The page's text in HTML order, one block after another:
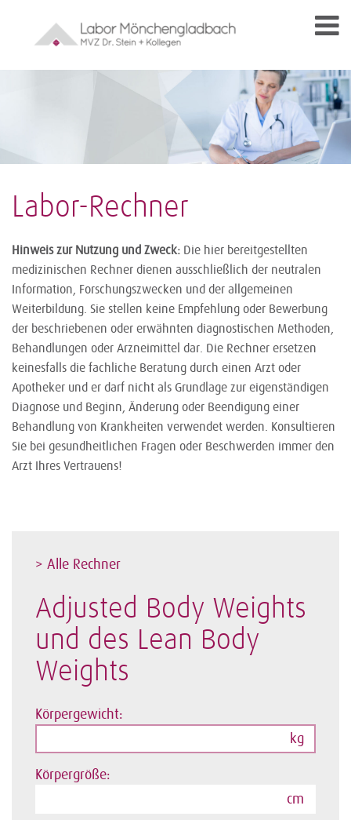
Labor-Rechner
Hinweis zur Nutzung und Zweck: Die hier bereitgestellten
medizinischen Rechner dienen ausschließlich der neutralen
Information, Forschungszwecken und der allgemeinen
Weiterbildung. Sie stellen keine Empfehlung oder Bewerbung
der beschriebenen oder erwähnten diagnostischen Methoden,
Behandlungen oder Arzneimittel dar. Die Rechner ersetzen
keinesfalls die fachliche Beratung durch einen Arzt oder
Apotheker und er darf nicht als Grundlage zur eigenständigen
Diagnose und Beginn, Änderung oder Beendigung einer
Behandlung von Krankheiten verwendet werden. Konsultieren
Sie bei gesundheitlichen Fragen oder Beschwerden immer den
Arzt Ihres Vertrauens!
> Alle Rechner
Adjusted Body Weights
und des Lean Body
Weights
Körpergewicht:
kg
Körpergröße:
cm